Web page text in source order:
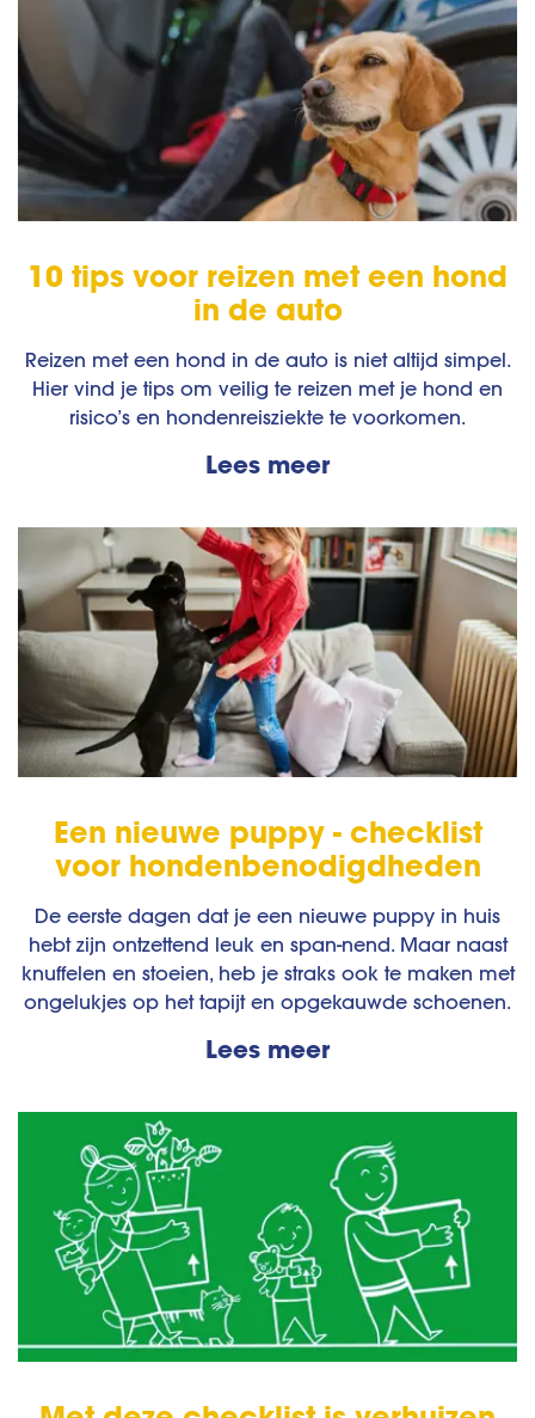
10 tips voor reizen met een hond
in de auto
Reizen met een hond in de auto is niet altijd simpel.
Hier vind je tips om veilig te reizen met je hond en
risico’s en hondenreisziekte te voorkomen.
Lees meer
Een nieuwe puppy - checklist
voor hondenbenodigdheden
De eerste dagen dat je een nieuwe puppy in huis
hebt zijn ontzettend leuk en span-nend. Maar naast
knuffelen en stoeien, heb je straks ook te maken met
ongelukjes op het tapijt en opgekauwde schoenen.
Lees meer